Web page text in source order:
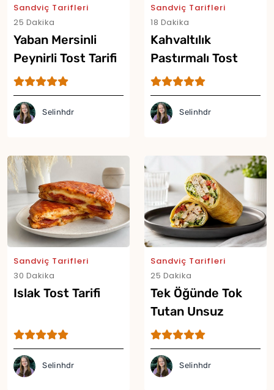
Sandviç Tarifleri
25 Dakika
Yaban Mersinli
Peynirli Tost Tarifi
Selinhdr
Sandviç Tarifleri
18 Dakika
Kahvaltılık
Pastırmalı Tost
Tarifi
Selinhdr
Sandviç Tarifleri
30 Dakika
Islak Tost Tarifi
Selinhdr
Sandviç Tarifleri
25 Dakika
Tek Öğünde Tok
Tutan Unsuz
Lavaşsız Proteinli
Dürüm Tarifi
Selinhdr